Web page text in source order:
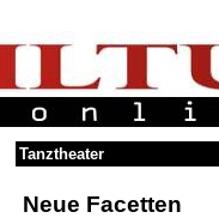
Tanztheater
Neue Facetten